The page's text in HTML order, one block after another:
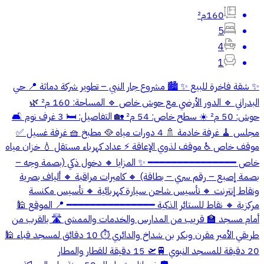
160م²
5
4
1
✨ شقة فاخرة للبيع ✨ 🏙️ مشروع جار النبي – تطوير شركة دماثة 📍 حي
البدراني 🔹 الدور الأرضي مع حوش خاص 🔹 المساحة: 160 م² 🌿
حوش: 50 م² ☀️ سطح خاص: 54 م² 🏡 التفاصيل: 🛏️ 3 غرف نوم 🛋️
مجلس 🧹 غرفة خادمة 🚿 4 دورات مياه 🥘 مطبخ 🧺 غرفة غسيل ✅
موقف خاص ♿ موقف لذوي الإعاقة ⚡ عداد كهرباء مستقل 💧 خزان مياه
خاص ━━━━━━━━━━━━━━━ ✨ المزايا 🔸 دخول ذكي (بصمة وجه –
بصمة إصبع – رقم سري – بطاقة) 🔸 كاميرات مراقبة 🔸 ألياف بصرية
ونقاط إنترنت 🔸 تأسيس شاحن سيارة كهربائية 🔸 تأسيس مكنسة
مركزية 🔸 نقاط للستائر الذكية ━━━━━━━━━━━━━━━ 📍 الموقع 🕌
أمام مسجد 🏫 قريب من المدارس والخدمات والممشى 🛣️ بالقرب من
طريقي الأمير مقرن وبكر بن شداخ والدائري ⏱️ 10 دقائق لمسجد قباء 🕌
20 دقيقة للمسجد النبوي 🚆🛫 15 دقيقة للقطار والمطار